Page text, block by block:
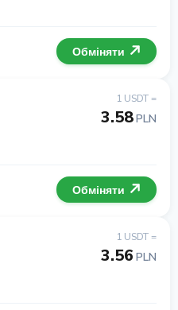
Обміняти
1 USDT =
3.58PLN
Обміняти
1 USDT =
3.56 PLN